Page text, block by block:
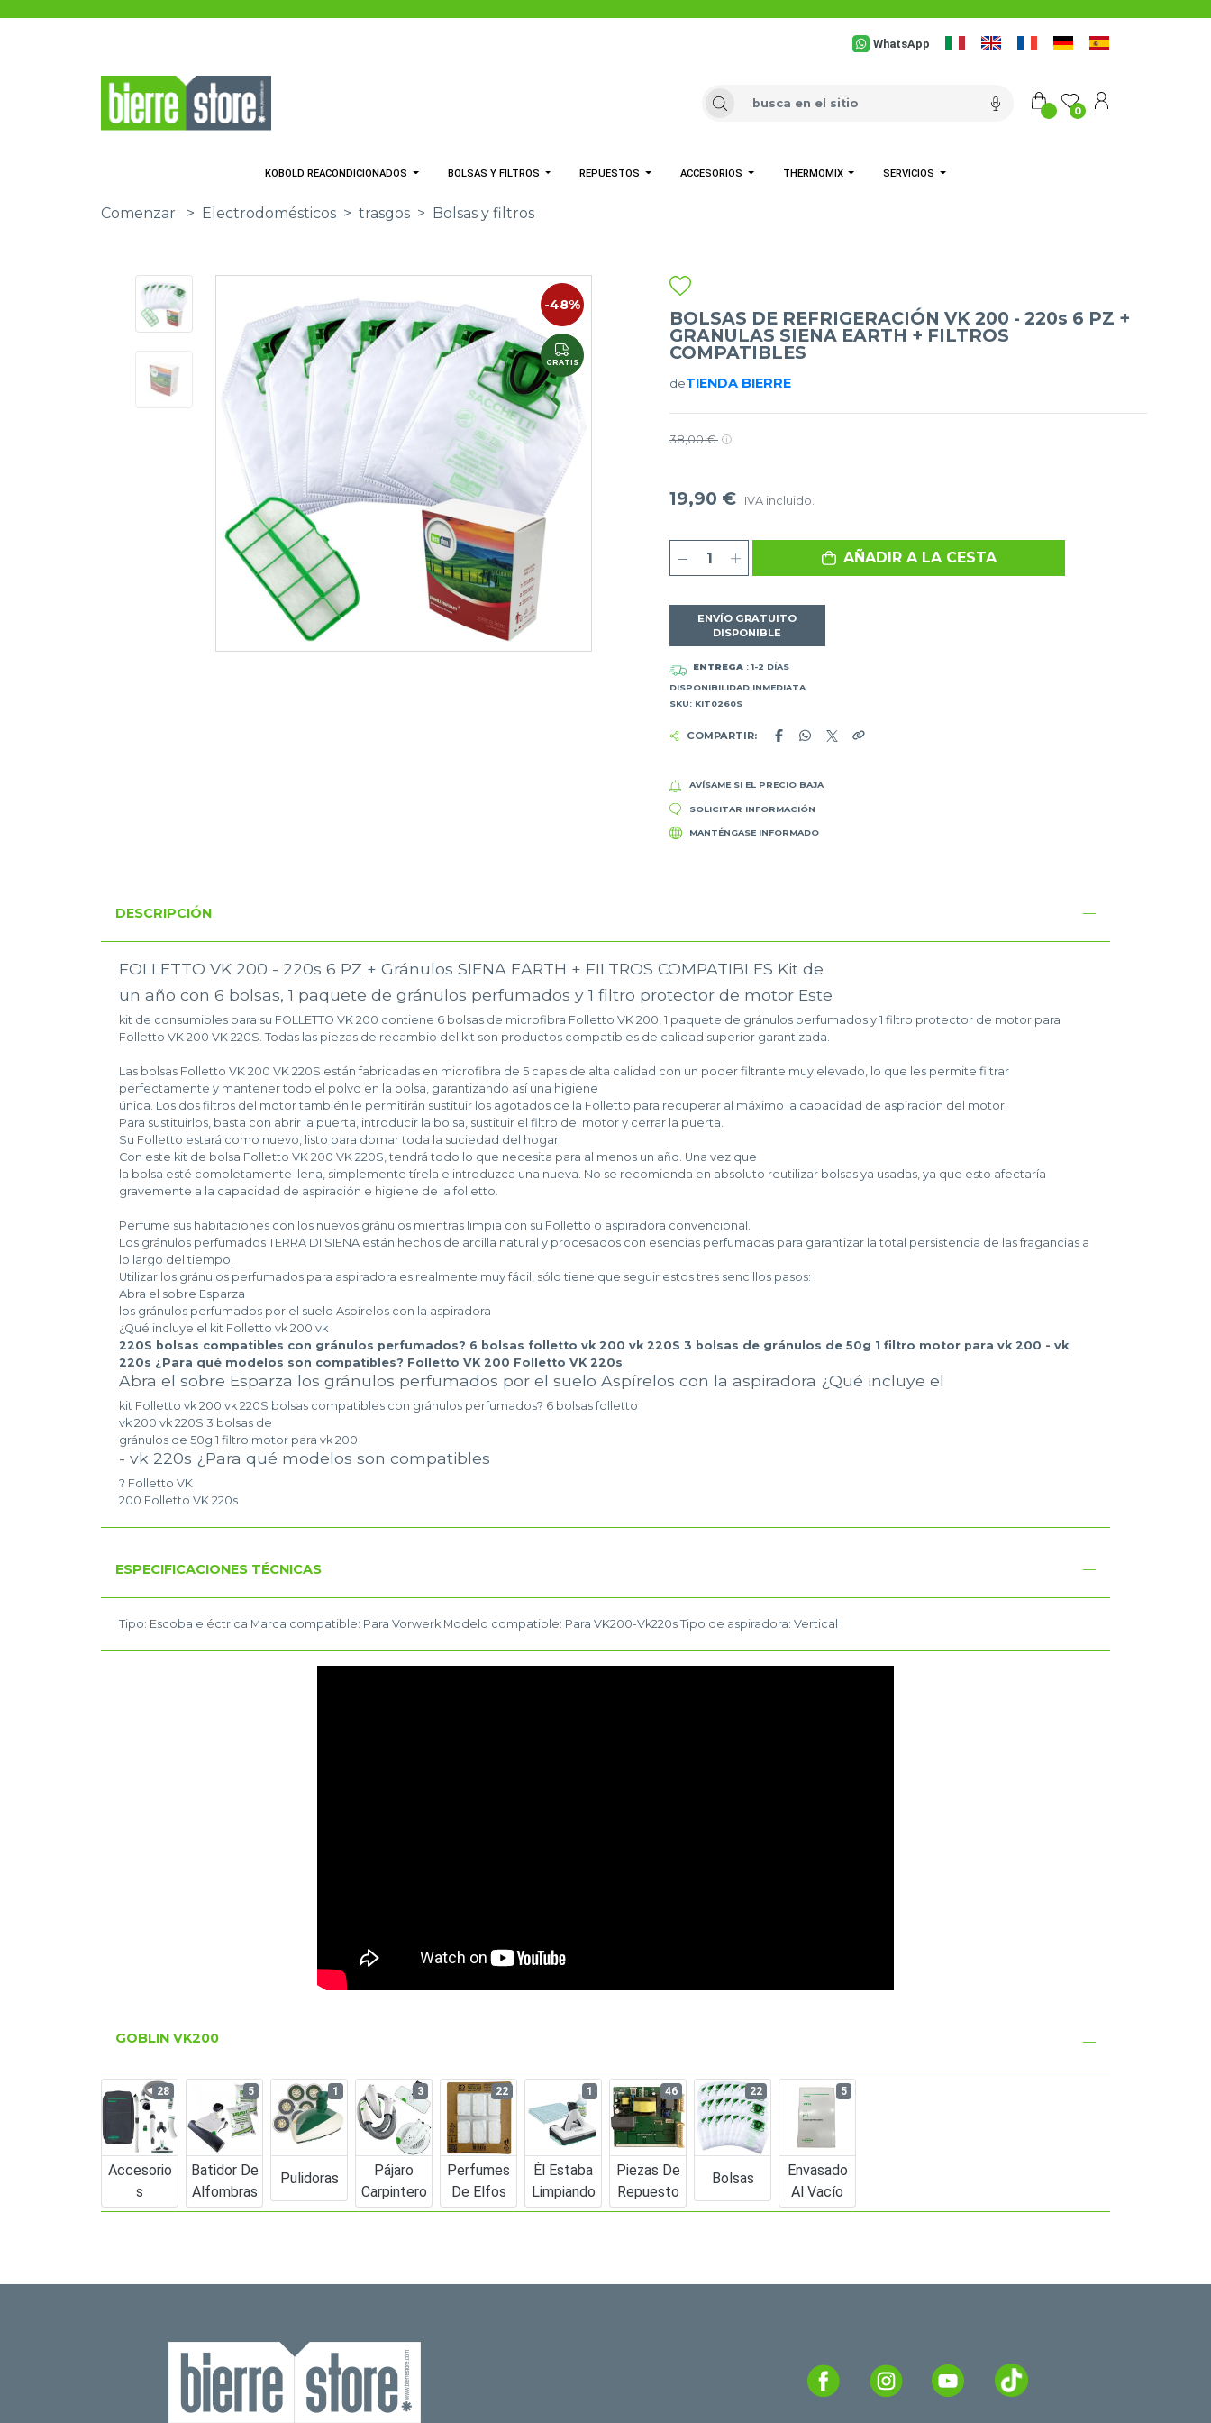
WhatsApp
0
KOBOLD REACONDICIONADOS BOLSAS Y FILTROS REPUESTOS ACCESORIOS THERMOMIX SERVICIOS
Comenzar > Electrodomésticos > trasgos > Bolsas y filtros
-48%
GRATIS
BOLSAS DE REFRIGERACIÓN VK 200 - 220s 6 PZ +
GRANULAS SIENA EARTH + FILTROS
COMPATIBLES
deTIENDA BIERRE
38,00 €
19,90 € IVA incluido.
AÑADIR A LA CESTA
ENVÍO GRATUITO
DISPONIBLE
ENTREGA : 1-2 DÍAS
DISPONIBILIDAD INMEDIATA
SKU: KIT0260S
COMPARTIR:
AVÍSAME SI EL PRECIO BAJA
SOLICITAR INFORMACIÓN
MANTÉNGASE INFORMADO
DESCRIPCIÓN
FOLLETTO VK 200 - 220s 6 PZ + Gránulos SIENA EARTH + FILTROS COMPATIBLES Kit de
un año con 6 bolsas, 1 paquete de gránulos perfumados y 1 filtro protector de motor Este
kit de consumibles para su FOLLETTO VK 200 contiene 6 bolsas de microfibra Folletto VK 200, 1 paquete de gránulos perfumados y 1 filtro protector de motor para
Folletto VK 200 VK 220S. Todas las piezas de recambio del kit son productos compatibles de calidad superior garantizada.
Las bolsas Folletto VK 200 VK 220S están fabricadas en microfibra de 5 capas de alta calidad con un poder filtrante muy elevado, lo que les permite filtrar
perfectamente y mantener todo el polvo en la bolsa, garantizando así una higiene
única. Los dos filtros del motor también le permitirán sustituir los agotados de la Folletto para recuperar al máximo la capacidad de aspiración del motor.
Para sustituirlos, basta con abrir la puerta, introducir la bolsa, sustituir el filtro del motor y cerrar la puerta.
Su Folletto estará como nuevo, listo para domar toda la suciedad del hogar.
Con este kit de bolsa Folletto VK 200 VK 220S, tendrá todo lo que necesita para al menos un año. Una vez que
la bolsa esté completamente llena, simplemente tírela e introduzca una nueva. No se recomienda en absoluto reutilizar bolsas ya usadas, ya que esto afectaría
gravemente a la capacidad de aspiración e higiene de la folletto.
Perfume sus habitaciones con los nuevos gránulos mientras limpia con su Folletto o aspiradora convencional.
Los gránulos perfumados TERRA DI SIENA están hechos de arcilla natural y procesados con esencias perfumadas para garantizar la total persistencia de las fragancias a
lo largo del tiempo.
Utilizar los gránulos perfumados para aspiradora es realmente muy fácil, sólo tiene que seguir estos tres sencillos pasos:
Abra el sobre Esparza
los gránulos perfumados por el suelo Aspírelos con la aspiradora
¿Qué incluye el kit Folletto vk 200 vk
220S bolsas compatibles con gránulos perfumados? 6 bolsas folletto vk 200 vk 220S 3 bolsas de gránulos de 50g 1 filtro motor para vk 200 - vk
220s ¿Para qué modelos son compatibles? Folletto VK 200 Folletto VK 220s
Abra el sobre Esparza los gránulos perfumados por el suelo Aspírelos con la aspiradora ¿Qué incluye el
kit Folletto vk 200 vk 220S bolsas compatibles con gránulos perfumados? 6 bolsas folletto
vk 200 vk 220S 3 bolsas de
gránulos de 50g 1 filtro motor para vk 200
- vk 220s ¿Para qué modelos son compatibles
? Folletto VK
200 Folletto VK 220s
ESPECIFICACIONES TÉCNICAS
Tipo: Escoba eléctrica Marca compatible: Para Vorwerk Modelo compatible: Para VK200-Vk220s Tipo de aspiradora: Vertical
GOBLIN VK200
Accesorio
S
28
Batidor De
Alfombras
5
Pulidoras
1
Pájaro
Carpintero
3
Perfumes
De Elfos
22
Él Estaba
Limpiando
1
Piezas De
Repuesto
46
Bolsas
22
Envasado
Al Vacío
5